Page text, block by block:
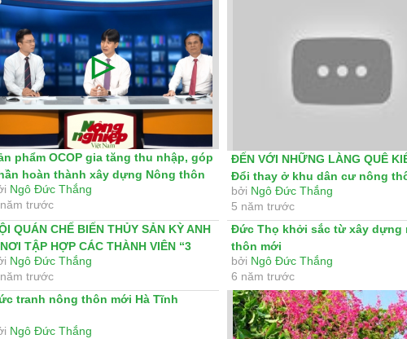
phẩm OCOP gia tăng thu nhập, góp
hoàn thành xây dựng Nông thôn
Ngô Đức Thắng
trước
ĐẾN VỚI NHỮNG LÀNG QUÊ
Đổi thay ở khu dân cư nông
Thôn...
bởi Ngô Đức Thắng
5 năm trước
QUÁN CHẾ BIẾN THỦY SẢN KỲ ANH
TẬP HỢP CÁC THÀNH VIÊN “3
Ngô Đức Thắng
trước
Đức Thọ khởi sắc từ xây dựng
thôn mới
bởi Ngô Đức Thắng
6 năm trước
tranh nông thôn mới Hà Tĩnh
Ngô Đức Thắng